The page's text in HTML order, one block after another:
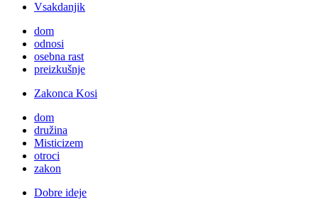
Vsakdanjik
dom
odnosi
osebna rast
preizkušnje
Zakonca Kosi
dom
družina
Misticizem
otroci
zakon
Dobre ideje